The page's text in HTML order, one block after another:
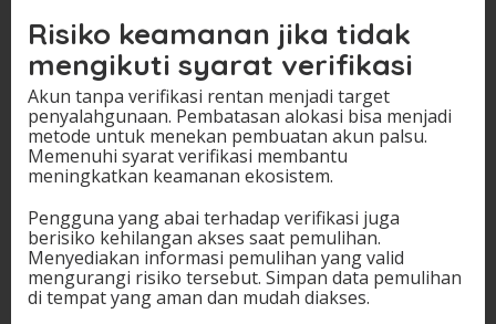
Risiko keamanan jika tidak
mengikuti syarat verifikasi
Akun tanpa verifikasi rentan menjadi target
penyalahgunaan. Pembatasan alokasi bisa menjadi
metode untuk menekan pembuatan akun palsu.
Memenuhi syarat verifikasi membantu
meningkatkan keamanan ekosistem.
Pengguna yang abai terhadap verifikasi juga
berisiko kehilangan akses saat pemulihan.
Menyediakan informasi pemulihan yang valid
mengurangi risiko tersebut. Simpan data pemulihan
di tempat yang aman dan mudah diakses.